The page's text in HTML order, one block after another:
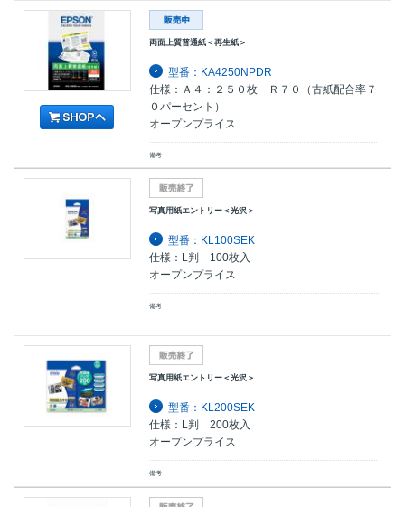
両面上質普通紙＜再生紙＞
型番：KA4250NPDR
仕様：Ａ４：２５０枚 Ｒ７０（古紙配合率７
０パーセント）
オープンプライス
備考：
写真用紙エントリー＜光沢＞
型番：KL100SEK
仕様：L判 100枚入
オープンプライス
備考：
写真用紙エントリー＜光沢＞
型番：KL200SEK
仕様：L判 200枚入
オープンプライス
備考：